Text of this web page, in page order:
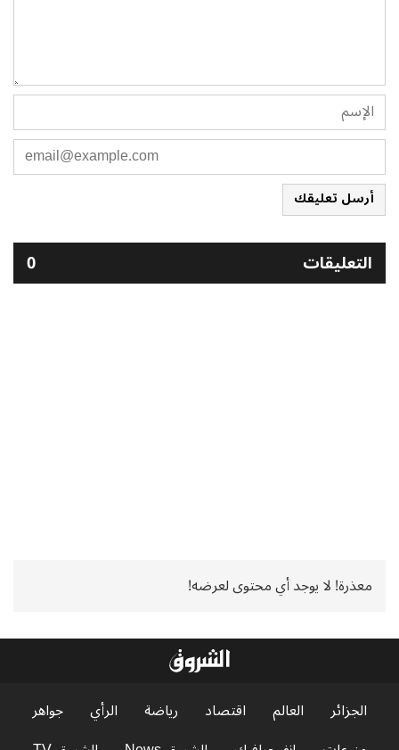
أرسل تعليقك
التعليقات 0
معذرة! لا يوجد أي محتوى لعرضه!
الجزائر العالم اقتصاد رياضة الرأي
جواهر